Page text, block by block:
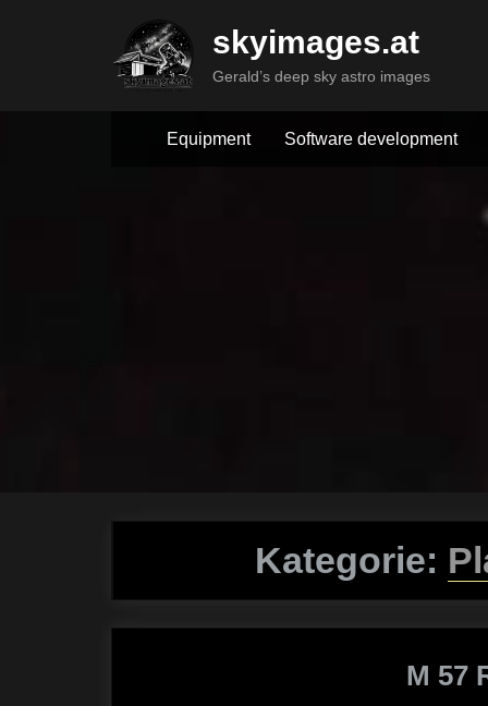
skyimages.at
Gerald’s deep sky astro images
Equipment Software development
Kategorie:
M 57